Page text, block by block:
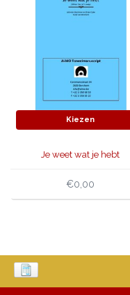
HANDBOEKEN
SKETCHES
Kiezen
Je weet wat je hebt
€0,00